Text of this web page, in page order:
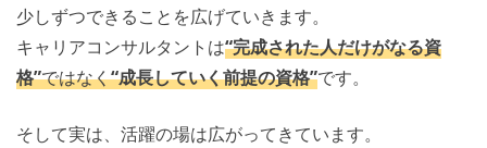
少しずつできることを広げていきます。
キャリアコンサルタントは“完成された人だけがなる資
格”ではなく“成長していく前提の資格”です。
そして実は、活躍の場は広がってきています。